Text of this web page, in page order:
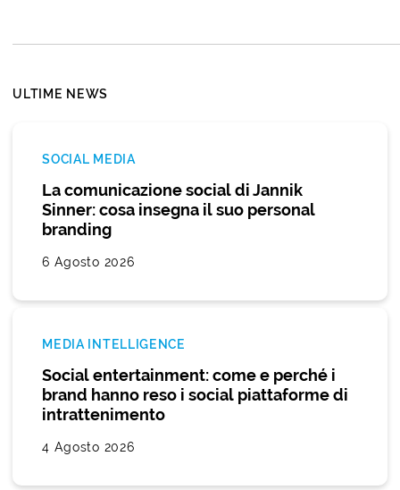
ULTIME NEWS
SOCIAL MEDIA
La comunicazione social di Jannik
Sinner: cosa insegna il suo personal
branding
6 Agosto 2026
MEDIA INTELLIGENCE
Social entertainment: come e perché i
brand hanno reso i social piattaforme di
intrattenimento
4 Agosto 2026